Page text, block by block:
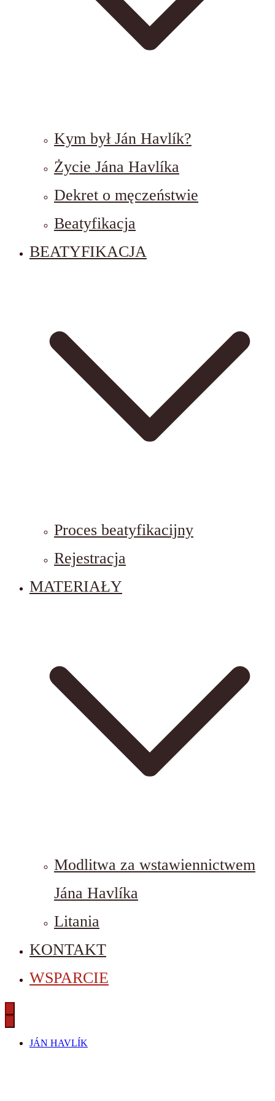
Kym był Ján Havlík?
Życie Jána Havlíka
Dekret o męczeństwie
Beatyfikacja
BEATYFIKACJA
Proces beatyfikacijny
Rejestracja
MATERIAŁY
Modlitwa za wstawiennictwem
Jána Havlíka
Litania
KONTAKT
WSPARCIE
JÁN HAVLÍK